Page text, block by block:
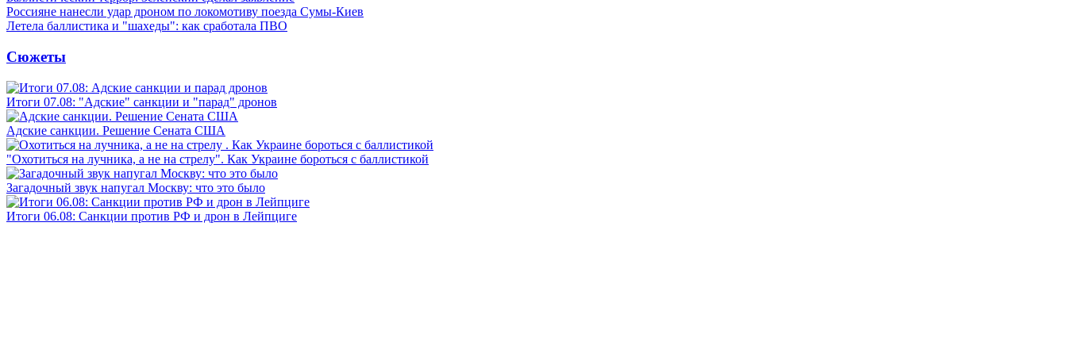
Россияне нанесли удар дроном по локомотиву поезда Сумы-Киев
Летела баллистика и "шахеды": как сработала ПВО
Сюжеты
Итоги 07.08: "Адские" санкции и "парад" дронов
Адские санкции. Решение Сената США
"Охотиться на лучника, а не на стрелу". Как Украине бороться с баллистикой
Загадочный звук напугал Москву: что это было
Итоги 06.08: Санкции против РФ и дрон в Лейпциге